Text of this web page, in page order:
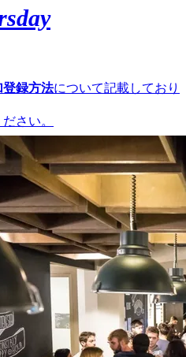
登録方法について記載しており
さい。
the event venue, how to
. Please take a moment to review
BLDG. 6F SKYLOBBY
岡県福岡市中央区天神1丁目11
Ward, Fukuoka, 810-0001
B2から6Fにお越しください|
from 1F or B2 to the 6th floor